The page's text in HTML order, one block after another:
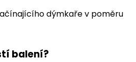
dýmkaře v poměru
balení?